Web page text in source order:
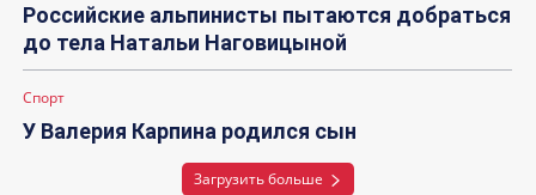
Российские альпинисты пытаются добраться
до тела Натальи Наговицыной
Спорт
У Валерия Карпина родился сын
Загрузить больше